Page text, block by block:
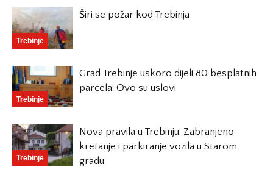
Trebinje
Širi se požar kod Trebinja
Trebinje
Grad Trebinje uskoro dijeli 80 besplatnih
parcela: Ovo su uslovi
Trebinje
Nova pravila u Trebinju: Zabranjeno
kretanje i parkiranje vozila u Starom
gradu